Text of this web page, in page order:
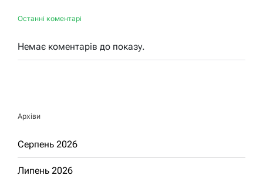
Останні коментарі
Немає коментарів до показу.
Архіви
Серпень 2026
Липень 2026